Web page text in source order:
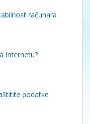
računara
Internetu?
podatke